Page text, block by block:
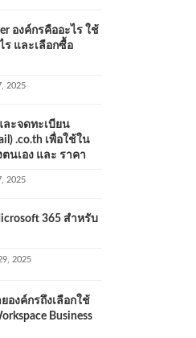
องค์กรคืออะไร ใช้
ร และเลือกซื้อ
2025
ะจดทะเบียน
.co.th เพื่อใช้ใน
นเอง และ ราคา
2025
365 สำหรับ
2025
องค์กรถึงเลือกใช้
Business